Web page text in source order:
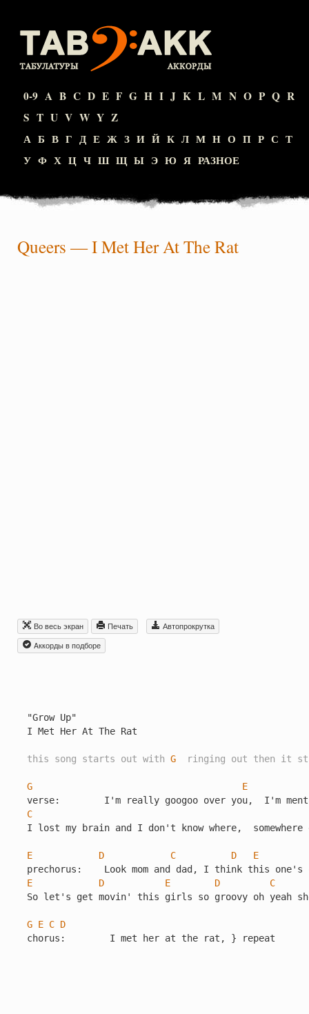
0-9 A B C D E F G H I J K L M N O P Q R
S T U V W Y Z
А Б В Г Д Е Ж З И Й К Л М Н О П Р С Т
У Ф Х Ц Ч Ш Щ Ы Э Ю Я РАЗНОЕ
Queers —I Met Her At The Rat
Во весь экран Печать
Автопрокрутка
Aккорды в подборе
"Grow Up"
I Met Her At The Rat
this song starts out with G
ringing out then it
G E
C
I lost my brain and I don't know where,  somewhere
E D C D E
E D E D
C
So let's get movin' this girls so groovy oh yeah
G E C D
chorus:        I met her at the rat, } repeat